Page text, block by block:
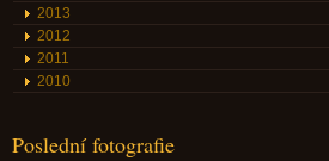
2013
2012
2011
2010
Poslední fotografie